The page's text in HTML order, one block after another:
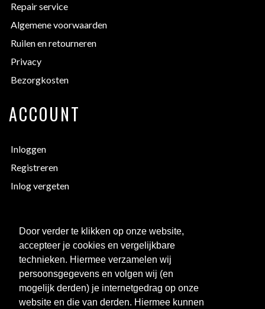
Door verder te klikken op onze website,
accepteer je cookies en vergelijkbare
technieken. Hiermee verzamelen wij
persoonsgegevens en volgen wij (en
mogelijk derden) je internetgedrag op onze
website en die van derden. Hiermee kunnen
Repair service
Algemene voorwaarden
Ruilen en retourneren
Privacy
Bezorgkosten
ACCOUNT
Inloggen
Registreren
Inlog vergeten
Bedrukken
Maattabellen
Links